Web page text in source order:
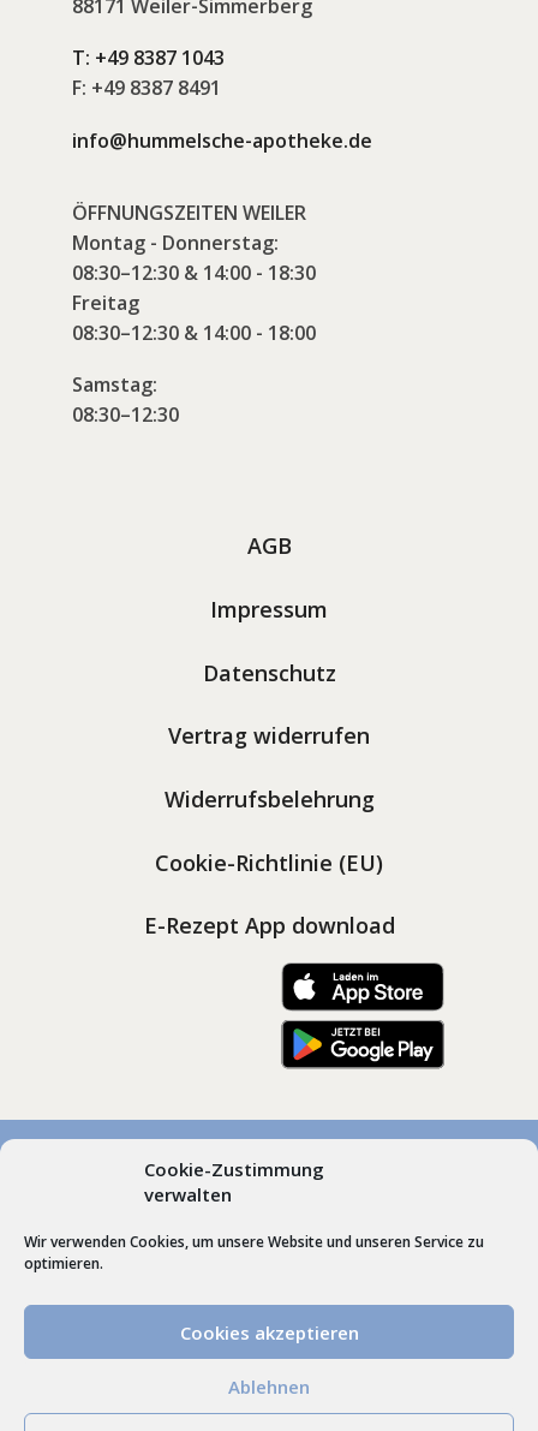
Cookie-Zustimmung
verwalten
Wir verwenden Cookies, um unsere Website und unseren Service zu
optimieren.
Cookies akzeptieren
Ablehnen
88171 Weiler-Simmerberg
T: +49 8387 1043
F: +49 8387 8491
info@hummelsche-apotheke.de
ÖFFNUNGSZEITEN WEILER
Montag - Donnerstag:
08:30–12:30 & 14:00 - 18:30
Freitag
08:30–12:30 & 14:00 - 18:00
Samstag:
08:30–12:30
AGB
Impressum
Datenschutz
Vertrag widerrufen
Widerrufsbelehrung
Cookie-Richtlinie (EU)
E-Rezept App download
© Marienapotheken Heimenkirch und Scheidegg, Dr.
Webdesign bySchrift + Bild GmbHLindenberg im